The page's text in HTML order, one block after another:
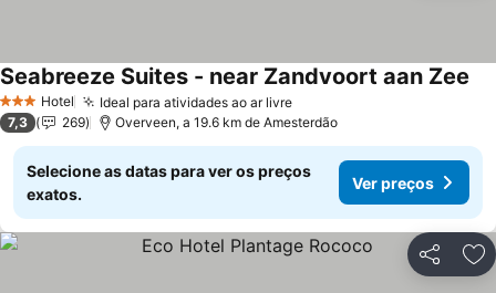
3 EstrelasHotel Ideal para atividades ao ar livre
Seabreeze Suites - near Zandvoort aan Zee
7,3 269 Overveen, a 19.6 km de Amesterdão
Selecione as datas para ver os preços
exatos.
Ver preços
Partilhar